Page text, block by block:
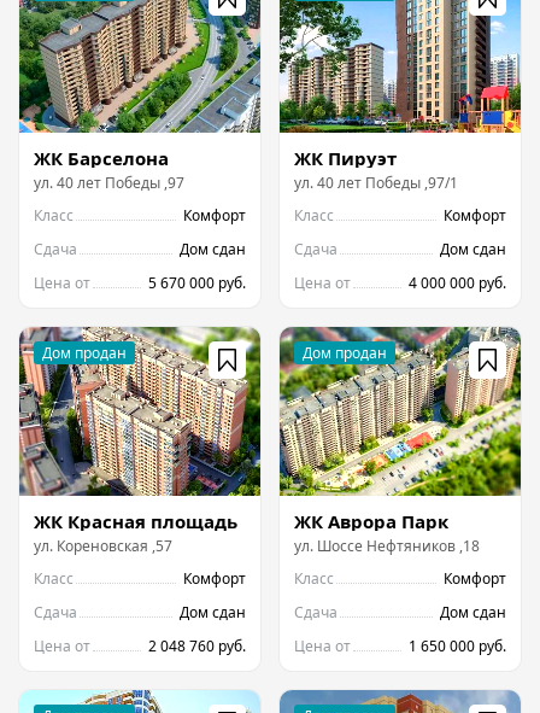
ЖК Барселона
ул.40 лет Победы ,97
Класс
Комфорт
Сдача
Дом сдан
Цена от
5 670 000 руб.
ЖК Пируэт
ул.40 лет Победы ,97/1
Класс
Комфорт
Сдача
Дом сдан
Цена от
4 000 000 руб.
ЖК Красная площадь
ул. Кореновская ,57
Класс
Комфорт
Сдача
Дом сдан
Цена от
2 048 760 руб.
ЖК Аврора Парк
ул. Шоссе Нефтяников ,18
Класс
Комфорт
Сдача
Дом сдан
Цена от
1 650 000 руб.